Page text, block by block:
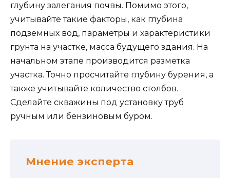
глубину залегания почвы. Помимо этого,
учитывайте такие факторы, как глубина
подземных вод, параметры и характеристики
грунта на участке, масса будущего здания. На
начальном этапе производится разметка
участка. Точно просчитайте глубину бурения, а
также учитывайте количество столбов.
Сделайте скважины под установку труб
ручным или бензиновым буром.
Мнение эксперта